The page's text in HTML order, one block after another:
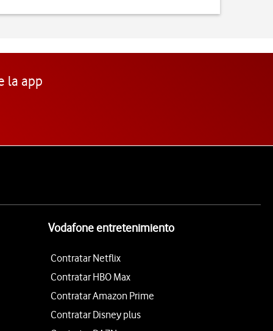
la app
Vodafone entretenimiento
Contratar Netflix
Contratar HBO Max
Contratar Amazon Prime
Contratar Disney plus